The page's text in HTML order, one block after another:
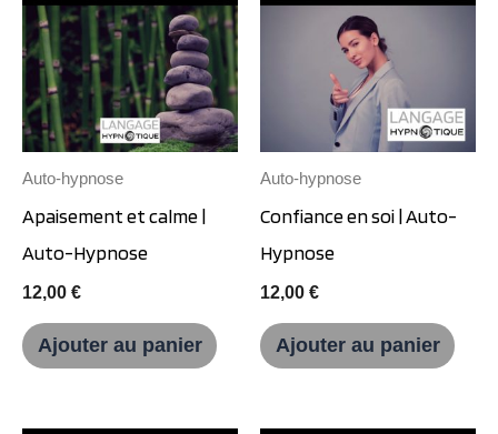
Auto-hypnose
Apaisement et calme |
Auto-Hypnose
12,00 €
Ajouter au panier
Auto-hypnose
Confiance en soi | Auto-
Hypnose
12,00 €
Ajouter au panier